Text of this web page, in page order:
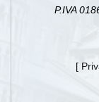
P.IVA
[